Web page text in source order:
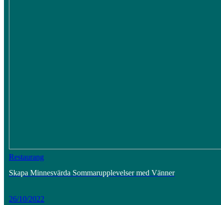
Restaurang
Skapa Minnesvärda Sommarupplevelser med Vänner
26/10/2022